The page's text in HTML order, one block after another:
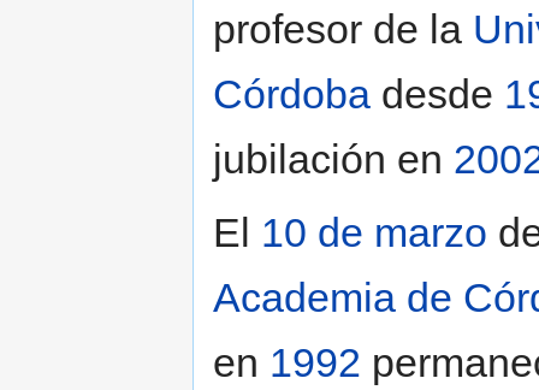
profesor de la
Córdoba desde
jubilación en
El 10 de marzo
Academia de
en 1992